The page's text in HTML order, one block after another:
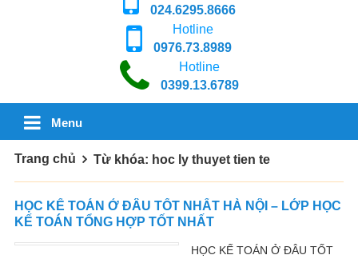
024.6295.8666
Hotline
0976.73.8989
Hotline
0399.13.6789
Menu
Trang chủ Từ khóa: hoc ly thuyet tien te
HỌC KẾ TOÁN Ở ĐÂU TỐT NHẤT HÀ NỘI – LỚP HỌC
KẾ TOÁN TỔNG HỢP TỐT NHẤT
HỌC KẾ TOÁN Ở ĐÂU TỐT